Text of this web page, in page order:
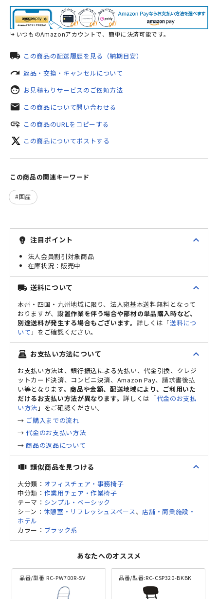
いつものAmazonアカウントで、簡単に決済可能です。
local_shipping この商品の配送履歴を見る（納期目安）
redo 返品・交換・キャンセルについて
face お見積もりサービスのご依頼方法
mail この商品について問い合わせる
add_link この商品のURLをコピーする
この商品についてポストする
この商品の関連キーワード
国産
emoji_objects 注目ポイント expand_less
法人会員割引対象商品
販売中
local_shipping 送料について expand_less
本州・四国・九州地域に限り、法人宛基本送料無料となって
おりますが、 設置作業を伴う場合や部材の単品購入時など、
別途送料が発生する場合もございます。 詳しくは「送料につ
いて 」をご確認ください。
point_of_sale お支払い方法について expand_less
お支払い方法は、銀行振込による先払い、代金引換、クレジ
ットカード決済、コンビニ決済、Amazon Pay、請求書後払
い等となります。商品や金額、配送地域により、ご利用いた
だけるお支払い方法が異なります。詳しくは「代金のお支払
い方法 」をご確認ください。
→ ご購入までの流れ
→代金のお支払い方法
→ 商品の返品について
view_carousel 類似商品を見つける expand_less
大分類： オフィスチェア・事務椅子
中分類： 作業用チェア・作業椅子
テーマ： シンプル・ベーシック
シーン： 休憩室・リフレッシュスペース 、 店舗・商業施設・
ホテル
カラー： ブラック系
あなたへのオススメ
品番/型番:RC-PW700R-SV 品番/型番:RC-CSP320-BKBK